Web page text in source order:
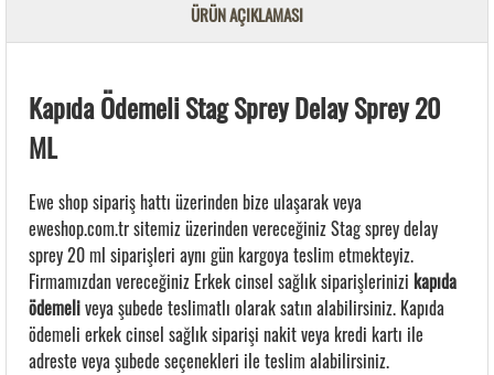
ÜRÜN AÇIKLAMASI
Kapıda Ödemeli Stag Sprey Delay Sprey 20
ML
Ewe shop sipariş hattı üzerinden bize ulaşarak veya
eweshop.com.tr sitemiz üzerinden vereceğiniz Stag sprey delay
sprey 20 ml siparişleri aynı gün kargoya teslim etmekteyiz.
Firmamızdan vereceğiniz Erkek cinsel sağlık siparişlerinizi kapıda
ödemeliveya şubede teslimatlı olarak satın alabilirsiniz. Kapıda
ödemeli erkek cinsel sağlık siparişi nakit veya kredi kartı ile
adreste veya şubede seçenekleri ile teslim alabilirsiniz.